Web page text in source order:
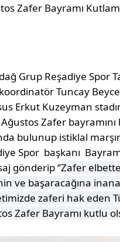
Zafer Bayramı
Grup Reşadiye Spor
Tuncay
Erkut Kuzeyman
Zafer bayramını
bulunup istiklal
Spor başkanı
gönderip ‘’Zafer elbette
ve başaracağına
zaferi hak eden
Zafer Bayramı kutlu